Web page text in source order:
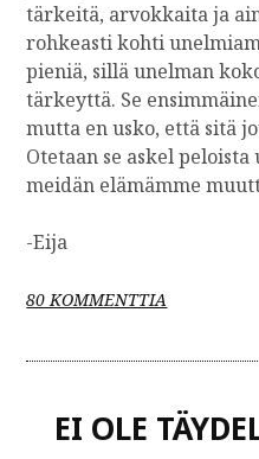
tärkeitä, arvokkaita ja
rohkeasti kohti
pieniä, sillä unelman
tärkeyttä. Se
mutta en usko, että sitä
Otetaan se askel
meidän elämämme
-Eija
80 KOMMENTTIA
K
E
EI OLE